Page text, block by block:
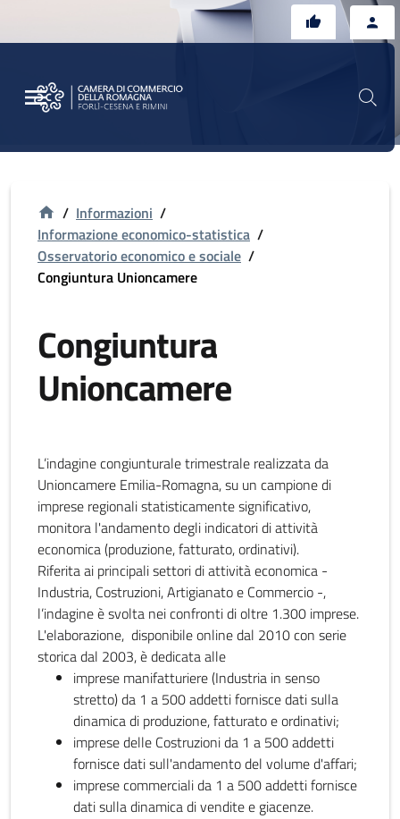
/ Informazioni /
Informazione economico-statistica /
Osservatorio economico e sociale /
Congiuntura Unioncamere
Congiuntura
Unioncamere
L’indagine congiunturale trimestrale realizzata da
Unioncamere Emilia-Romagna, su un campione di
imprese regionali statisticamente significativo,
monitora l'andamento degli indicatori di attività
economica (produzione, fatturato, ordinativi).
Riferita ai principali settori di attività economica -
Industria, Costruzioni, Artigianato e Commercio -,
l’indagine è svolta nei confronti di oltre 1.300 imprese.
L'elaborazione, disponibile online dal 2010 con serie
storica dal 2003, è dedicata alle
imprese manifatturiere (Industria in senso
stretto) da 1 a 500 addetti fornisce dati sulla
dinamica di produzione, fatturato e ordinativi;
imprese delle Costruzioni da 1 a 500 addetti
fornisce dati sull'andamento del volume d'affari;
imprese commerciali da 1 a 500 addetti fornisce
dati sulla dinamica di vendite e giacenze.